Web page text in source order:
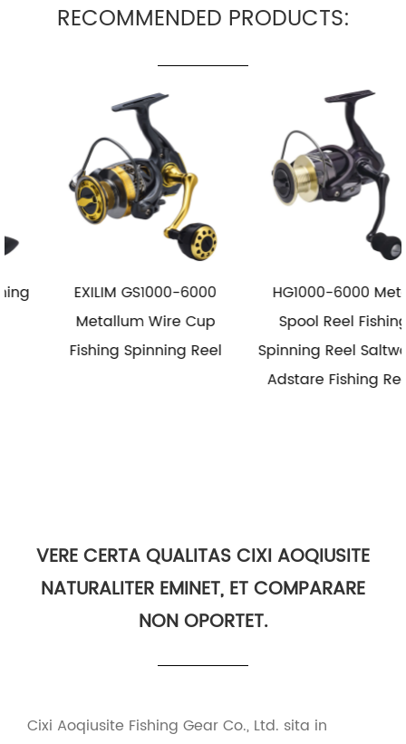
RECOMMENDED PRODUCTS:
EXILIM GS1000-6000
Metallum Wire Cup
Fishing Spinning Reel
HG1000-6000 Metal
Spool Reel Fishing
Spinning Reel Saltwater
Adstare Fishing Reels
VERE CERTA QUALITAS CIXI AOQIUSITE
NATURALITER EMINET, ET COMPARARE
NON OPORTET.
Cixi Aoqiusite Fishing Gear Co., Ltd. sita in